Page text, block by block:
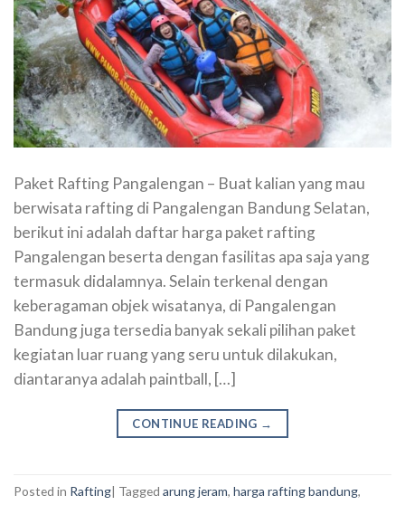
Paket Rafting Pangalengan – Buat kalian yang mau
berwisata rafting di Pangalengan Bandung Selatan,
berikut ini adalah daftar harga paket rafting
Pangalengan beserta dengan fasilitas apa saja yang
termasuk didalamnya. Selain terkenal dengan
keberagaman objek wisatanya, di Pangalengan
Bandung juga tersedia banyak sekali pilihan paket
kegiatan luar ruang yang seru untuk dilakukan,
diantaranya adalah paintball, […]
CONTINUE READING →
Posted in Rafting| Tagged arung jeram, harga rafting bandung,